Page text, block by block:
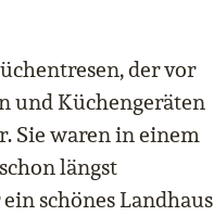
der vor
und Küchengeräten
Sie waren in einem
längst
schönes Landhaus